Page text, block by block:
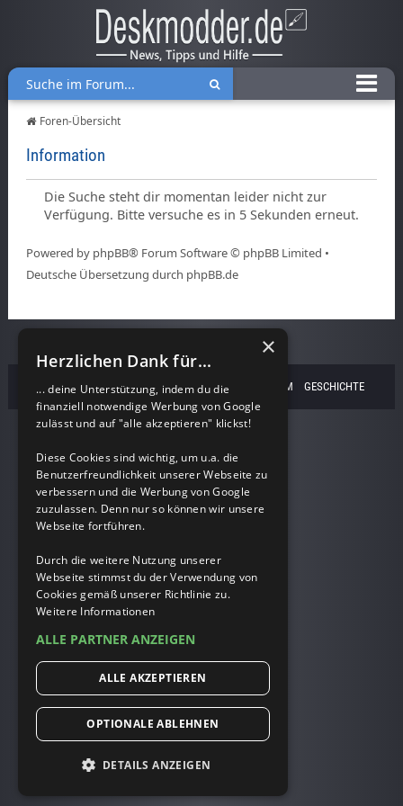
Foren-Übersicht
Information
Die Suche steht dir momentan leider nicht zur
Verfügung. Bitte versuche es in 5 Sekunden erneut.
Powered by phpBB® Forum Software © phpBB Limited •
Deutsche Übersetzung durch phpBB.de
HOME IMPRESSUM DATENSCHUTZ COOKIES TEAM GESCHICHTE
×
Herzlichen Dank für...
... deine Unterstützung, indem du die
finanziell notwendige Werbung von Google
zulässt und auf "alle akzeptieren" klickst!
Diese Cookies sind wichtig, um u.a. die
Benutzerfreundlichkeit unserer Webseite zu
verbessern und die Werbung von Google
zuzulassen. Denn nur so können wir unsere
Webseite fortführen.
Durch die weitere Nutzung unserer
Webseite stimmst du der Verwendung von
Cookies gemäß unserer Richtlinie zu.
Weitere Informationen
ALLE PARTNER ANZEIGEN
ALLE AKZEPTIEREN
OPTIONALE ABLEHNEN
DETAILS ANZEIGEN